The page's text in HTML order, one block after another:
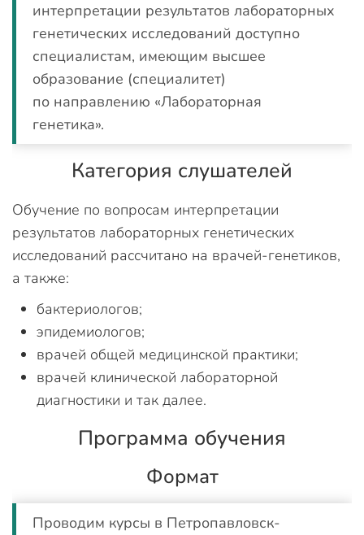
интерпретации результатов лабораторных
генетических исследований доступно
специалистам, имеющим высшее
образование (специалитет)
по направлению «Лабораторная
генетика».
Категория слушателей
Обучение по вопросам интерпретации
результатов лабораторных генетических
исследований рассчитано на врачей-генетиков,
а также:
бактериологов;
эпидемиологов;
врачей общей медицинской практики;
врачей клинической лабораторной
диагностики и так далее.
Программа обучения
Формат
Проводим курсы в Петропавловск-